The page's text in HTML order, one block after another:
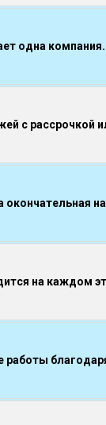
одна компания.
с рассрочкой
на каждом
работы